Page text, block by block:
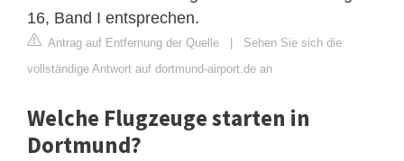
16, Band I entsprechen.
Antrag auf Entfernung der Quelle
Sehen Sie sich die
vollständige Antwort auf dortmund-airport.de an
Welche Flugzeuge starten in
Dortmund?